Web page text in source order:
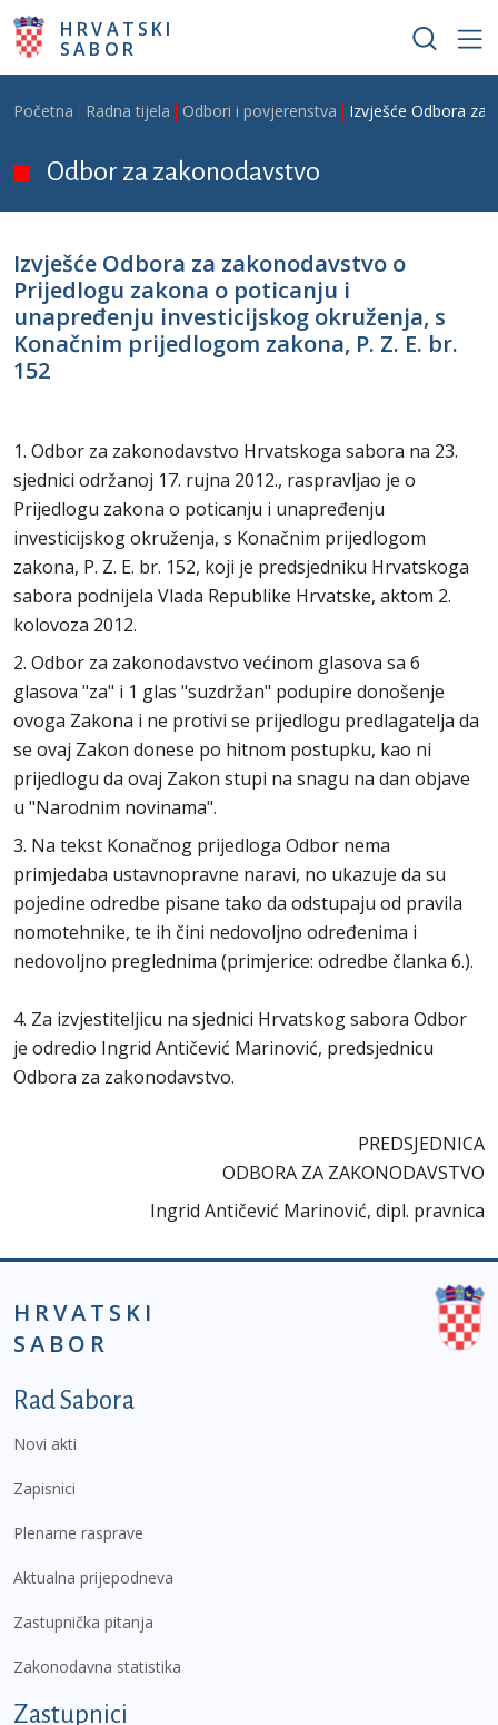
Skoči na glavni sadržaj
HRVATSKI
SABOR
Breadcrumb
Početna Radna tijela Odbori i povjerenstva Izvješće Odbora za
Odbor za zakonodavstvo
Izvješće Odbora za zakonodavstvo o
Prijedlogu zakona o poticanju i
unapređenju investicijskog okruženja, s
Konačnim prijedlogom zakona, P. Z. E. br.
152
1. Odbor za zakonodavstvo Hrvatskoga sabora na 23.
sjednici održanoj 17. rujna 2012., raspravljao je o
Prijedlogu zakona o poticanju i unapređenju
investicijskog okruženja, s Konačnim prijedlogom
zakona, P. Z. E. br. 152, koji je predsjedniku Hrvatskoga
sabora podnijela Vlada Republike Hrvatske, aktom 2.
kolovoza 2012.
2. Odbor za zakonodavstvo većinom glasova sa 6
glasova "za" i 1 glas "suzdržan" podupire donošenje
ovoga Zakona i ne protivi se prijedlogu predlagatelja da
se ovaj Zakon donese po hitnom postupku, kao ni
prijedlogu da ovaj Zakon stupi na snagu na dan objave
u "Narodnim novinama".
3. Na tekst Konačnog prijedloga Odbor nema
primjedaba ustavnopravne naravi, no ukazuje da su
pojedine odredbe pisane tako da odstupaju od pravila
nomotehnike, te ih čini nedovoljno određenima i
nedovoljno preglednima (primjerice: odredbe članka 6.).
4. Za izvjestiteljicu na sjednici Hrvatskog sabora Odbor
je odredio Ingrid Antičević Marinović, predsjednicu
Odbora za zakonodavstvo.
PREDSJEDNICA
ODBORA ZA ZAKONODAVSTVO
Ingrid Antičević Marinović, dipl. pravnica
HRVATSKI
SABOR
Podnožje prvi izbornik
Rad Sabora
Novi akti
Zapisnici
Plenarne rasprave
Aktualna prijepodneva
Zastupnička pitanja
Zakonodavna statistika
Zastupnici